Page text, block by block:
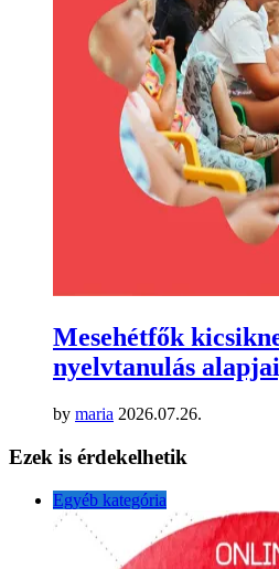
Mesehétfők
nyelvtanulás
by maria 2026.07.26.
Ezek is érdekelhetik
Egyéb kategória